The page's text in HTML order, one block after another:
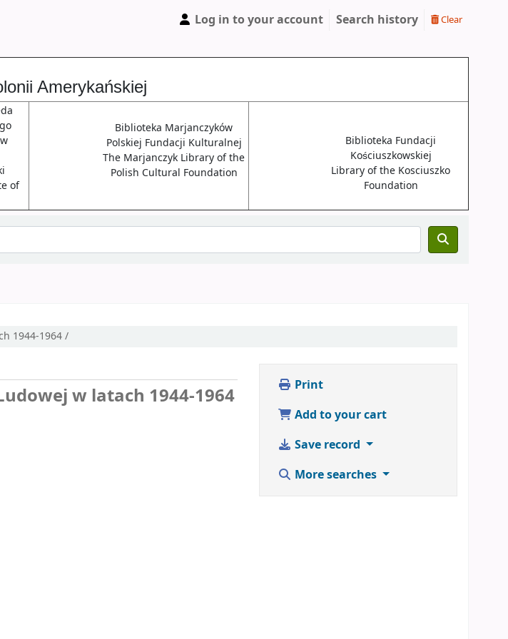
Log in to your account Search history Clear
Amerykańskiej
of
Biblioteka Marjanczyków
Polskiej Fundacji Kulturalnej
The Marjanczyk Library of the
Polish Cultural Foundation
Biblioteka Fundacji
Kościuszkowskiej
Library of the Kosciuszko
Foundation
1944-1964 /
w latach 1944-1964
Print
Add to your cart
Save record
More searches